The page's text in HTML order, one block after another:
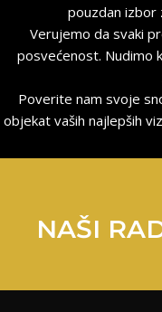
pouzdan izbor
Verujemo da svaki
posvećenost. Nudimo
Poverite nam svoje
objekat vaših najlepših
NAŠI